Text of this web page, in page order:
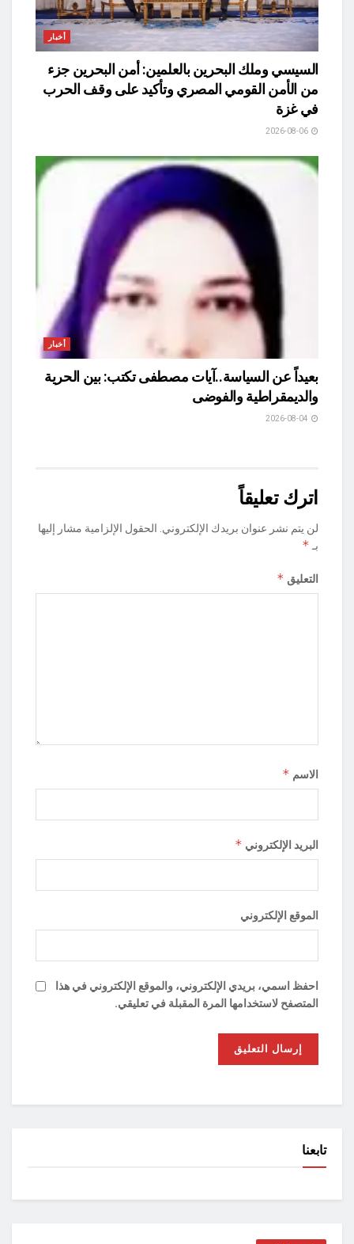
أخبار
السيسي وملك البحرين بالعلمين: أمن البحرين جزء
من الأمن القومي المصري وتأكيد على وقف الحرب
في غزة
أخبار
بعيداً عن السياسة..آيات مصطفى تكتب: بين الحرية
والديمقراطية والفوضى
اترك تعليقاً
لن يتم نشر عنوان بريدك الإلكتروني. الحقول الإلزامية مشار إليها
بـ *
التعليق *
الاسم *
البريد الإلكتروني *
الموقع الإلكتروني
احفظ اسمي، بريدي الإلكتروني، والموقع الإلكتروني في هذا
المتصفح لاستخدامها المرة المقبلة في تعليقي.
تابعنا